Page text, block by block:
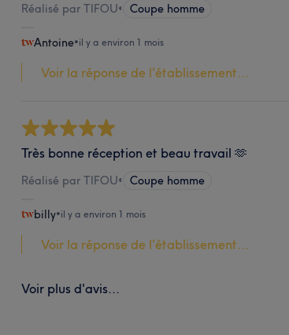
Réalisé par TIFOU• Coupe homme
Antoine•il y a environ 1 mois
Voir la réponse de l'établissement...
Très bonne réception et beau travail 🫶
Réalisé par TIFOU• Coupe homme
billy•il y a environ 1 mois
Voir la réponse de l'établissement...
Voir plus d'avis...